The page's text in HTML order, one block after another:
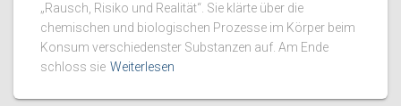
„Rausch, Risiko und Realität“. Sie klärte über die
chemischen und biologischen Prozesse im Körper beim
Konsum verschiedenster Substanzen auf. Am Ende
schloss sie Weiterlesen